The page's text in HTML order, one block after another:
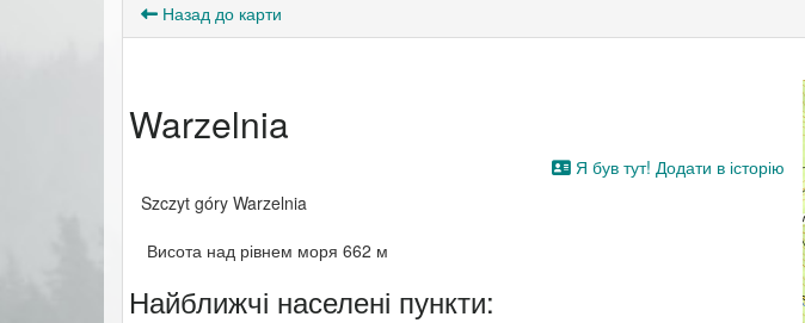
Назад до карти
Warzelnia
Я був тут! Додати в історію
Szczyt góry Warzelnia
Висота над рівнем моря 662 м
Найближчі населені пункти: